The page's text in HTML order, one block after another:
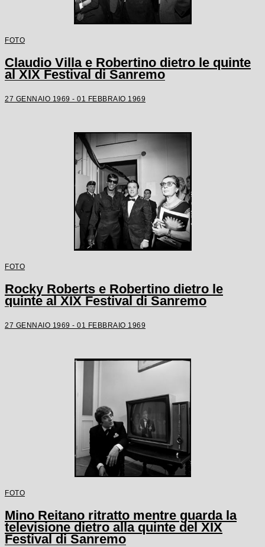
FOTO
Claudio Villa e Robertino dietro le quinte
al XIX Festival di Sanremo
27 GENNAIO 1969 - 01 FEBBRAIO 1969
FOTO
Rocky Roberts e Robertino dietro le
quinte al XIX Festival di Sanremo
27 GENNAIO 1969 - 01 FEBBRAIO 1969
FOTO
Mino Reitano ritratto mentre guarda la
televisione dietro alla quinte del XIX
Festival di Sanremo